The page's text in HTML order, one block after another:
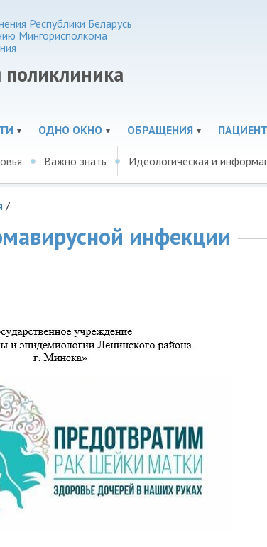
Республики Беларусь
Мингорисполкома
поликлиника
ОДНО ОКНО ОБРАЩЕНИЯ
Важно знать Идеологическая и
/
инфекции